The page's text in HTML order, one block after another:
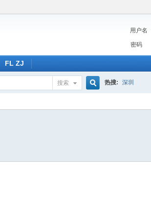
用户名
密码
FL ZJ
搜索 热搜: 深圳